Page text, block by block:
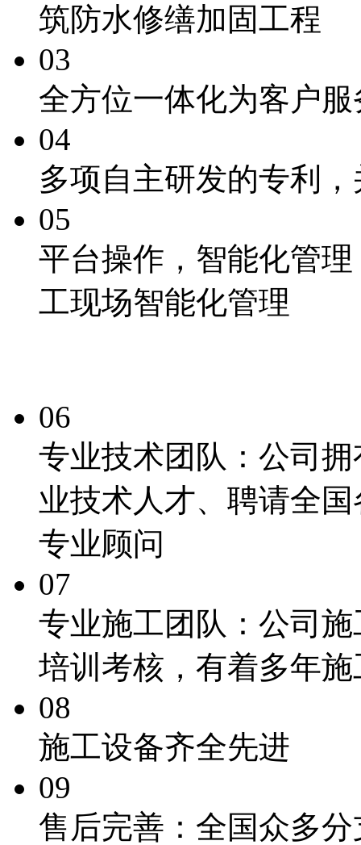
筑防水修缮加固工程
03
全方位一体化为客户服
04
多项自主研发的专利
05
平台操作， 智能化管
工现场智能化管理
06
专业技术团队： 公司
业技术人才、聘请全
专业顾问
07
专业施工团队： 公司
培训考核，有着多年
08
施工设备齐全先进
09
售后完善： 全国众多